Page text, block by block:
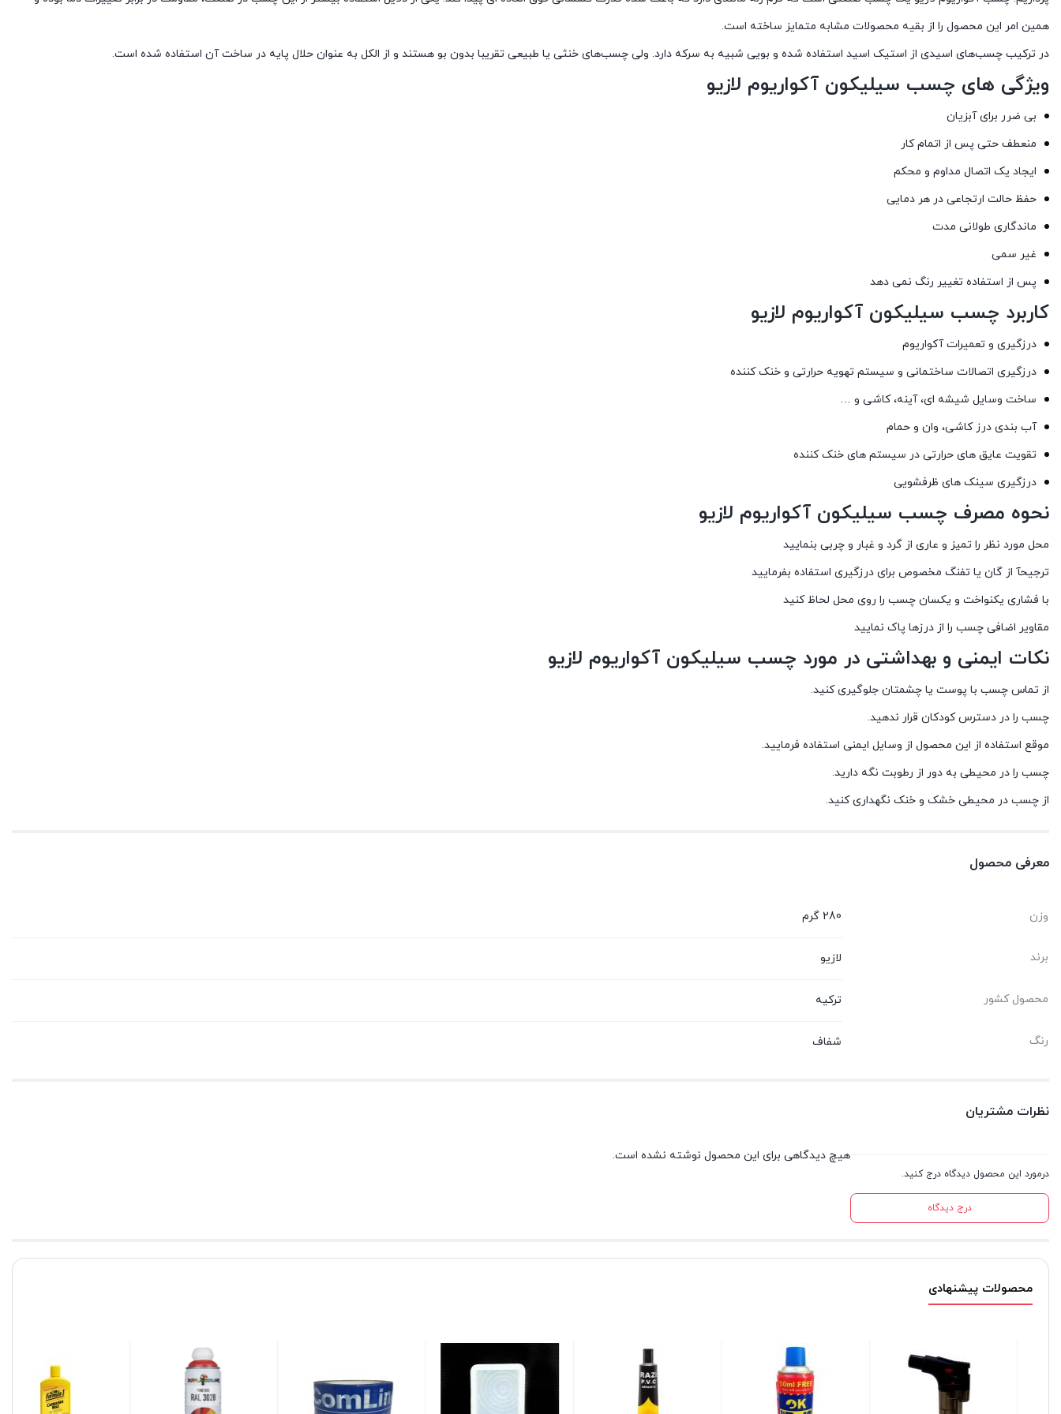
همین امر این محصول را از بقیه محصولات مشابه متمایز ساخته است.
در ترکیب چسب‌های اسیدی از استیک اسید استفاده شده و بویی شبیه به سرکه دارد. ولی چسب‌های خنثی یا طبیعی تقریبا بدون بو هستند و از الکل به عنوان حلال پایه در ساخت آن استفاده شده است.
ویژگی های چسب سیلیکون آکواریوم لازیو
بی ضرر برای آبزیان
منعطف حتی پس از اتمام کار
ایجاد یک اتصال مداوم و محکم
حفظ حالت ارتجاعی در هر دمایی
ماندگاری طولانی مدت
غیر سمی
پس از استفاده تغییر رنگ نمی دهد
کاربرد چسب سیلیکون آکواریوم لازیو
درزگیری و تعمیرات آکواریوم
درزگیری اتصالات ساختمانی و سیستم تهویه حرارتی و خنک کننده
ساخت وسایل شیشه ای، آینه، کاشی و …
آب بندی درز کاشی، وان و حمام
تقویت عایق های حرارتی در سیستم های خنک کننده
درزگیری سینک های ظرفشویی
نحوه مصرف چسب سیلیکون آکواریوم لازیو
محل مورد نظر را تمیز و عاری از گرد و غبار و چربی بنمایید
ترجیحآ از گان یا تفنگ مخصوص برای درزگیری استفاده بفرمایید
با فشاری یکنواخت و یکسان چسب را روی محل لحاظ کنید
مقاویر اضافی چسب را از درزها پاک نمایید
نکات ایمنی و بهداشتی در مورد چسب سیلیکون آکواریوم لازیو
از تماس چسب با پوست یا چشمتان جلوگیری کنید.
چسب را در دسترس کودکان قرار ندهید.
موقع استفاده از این محصول از وسایل ایمنی استفاده فرمایید.
چسب را در محیطی به دور از رطوبت نگه دارید.
از چسب در محیطی خشک و خنک نگهداری کنید.
معرفی محصول
وزن 280 گرم
برند لازیو
محصول کشور ترکیه
رنگ شفاف
نظرات مشتریان
درمورد این محصول دیدگاه درج کنید.
درج دیدگاه
هیچ دیدگاهی برای این محصول نوشته نشده است.
محصولات پیشنهادی